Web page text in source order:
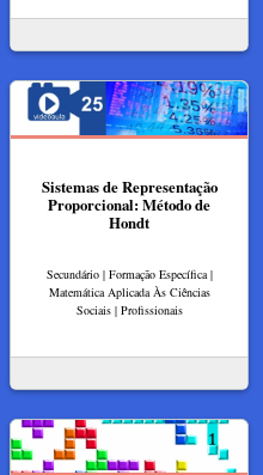
Sistemas de Representação
Proporcional: Método de
Hondt
Secundário | Formação Específica |
Matemática Aplicada Às Ciências
Sociais | Profissionais